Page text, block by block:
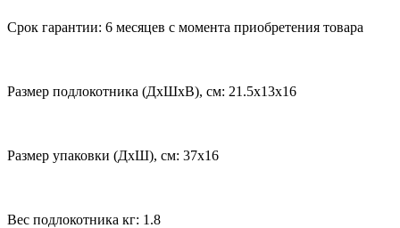
Срок гарантии: 6 месяцев с момента приобретения товара
Размер подлокотника (ДхШхВ), см: 21.5х13х16
Размер упаковки (ДхШ), см: 37x16
Вес подлокотника кг: 1.8